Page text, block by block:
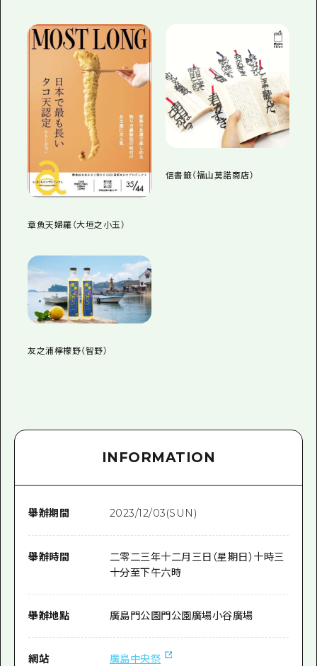
章魚天婦羅（大垣之小玉）
信書籤（福山莫諾商店）
友之浦檸檬野（智野）
INFORMATION
舉辦期間 2023/12/03(SUN)
舉辦時間
二零二三年十二月三日（星期日）十時三
十分至下午六時
舉辦地點 廣島門公園門公園廣場小谷廣場
網站 廣島中央祭